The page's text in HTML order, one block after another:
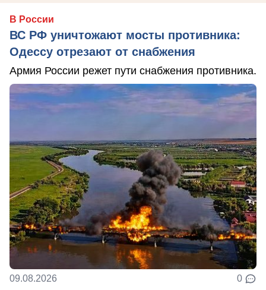
В России
ВС РФ уничтожают мосты противника:
Одессу отрезают от снабжения
Армия России режет пути снабжения противника.
09.08.2026 0